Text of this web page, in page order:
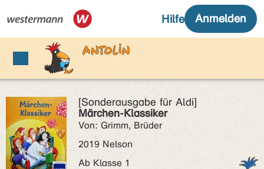
[Sonderausgabe für Aldi]
Märchen-Klassiker
Von: Grimm, Brüder
2019 Nelson
Ab Klasse 1